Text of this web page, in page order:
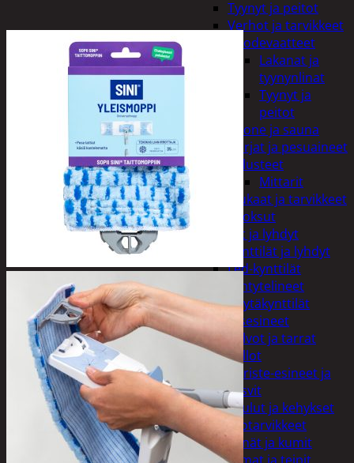
Tyynyt ja peitot
Verhot ja tarvikkeet
Vuodevaatteet
Lakanat ja
tyynynlinat
Tyynyt ja
peitot
Kylpyhuone ja sauna
Harjat ja pesuaineet
Kalusteet
Mittarit
Kiukaat ja tarvikkeet
Tuoksut
Kynttilät ja lyhdyt
Kynttilät ja lyhdyt
Led-kynttilät
Lyhtytelineet
Pöytäkynttilät
Sisustusesineet
Kalvot ja tarrat
Kellot
Koriste-esineet ja
kasvit
Taulut ja kehykset
Toimistotarvikkeet
Kynät ja kumit